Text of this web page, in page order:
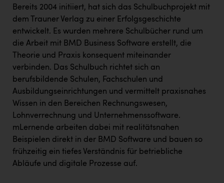
Bereits 2004 initiiert, hat sich das Schulbuchprojekt mit
dem Trauner Verlag zu einer Erfolgsgeschichte
entwickelt. Es wurden mehrere Schulbücher rund um
die Arbeit mit BMD Business Software erstellt, die
Theorie und Praxis konsequent miteinander
verbinden. Das Schulbuch richtet sich an
berufsbildende Schulen, Fachschulen und
Ausbildungseinrichtungen und vermittelt praxisnahes
Wissen in den Bereichen Rechnungswesen,
Lohnverrechnung und Unternehmenssoftware.
mLernende arbeiten dabei mit realitätsnahen
Beispielen direkt in der BMD Software und bauen so
frühzeitig ein tiefes Verständnis für betriebliche
Abläufe und digitale Prozesse auf.